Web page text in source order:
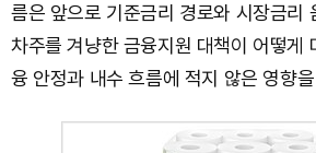
름은 앞으로 기준금리 경로와 시장금리
차주를 겨냥한 금융지원 대책이 어떻게
융 안정과 내수 흐름에 적지 않은 영향